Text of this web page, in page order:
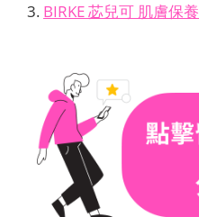
BIRKE 苾兒可 肌膚保養